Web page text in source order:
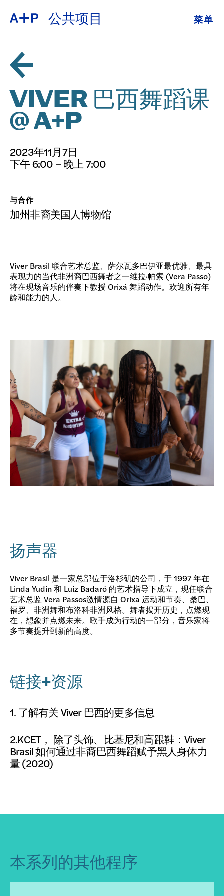
公共项目 菜单
教育
培养青年
展览
公共项目
档案
捐
ESPAÑOL
普通话
日本語
VIVER 巴西舞蹈课
@ A+P
2023年11月7日
下午 6:00 – 晚上 7:00
与合作
加州非裔美国人博物馆
Viver Brasil 联合艺术总监、萨尔瓦多巴伊亚最优雅、最具
表现力的当代非洲裔巴西舞者之一维拉·帕索 (Vera Passo)
将在现场音乐的伴奏下教授 Orixá 舞蹈动作。欢迎所有年
龄和能力的人。
扬声器
Viver Brasil 是一家总部位于洛杉矶的公司，于 1997 年在
Linda Yudin 和 Luiz Badaró 的艺术指导下成立，现任联合
艺术总监 Vera Passos激情源自 Orixa 运动和节奏、桑巴、
福罗、非洲舞和布洛科非洲风格。舞者揭开历史，点燃现
在，想象并点燃未来。歌手成为行动的一部分，音乐家将
多节奏提升到新的高度。
链接+资源
1. 了解有关 Viver 巴西的更多信息
2.KCET， 除了头饰、比基尼和高跟鞋：Viver
Brasil 如何通过非裔巴西舞蹈赋予黑人身体力
量(2020)
本系列的其他程序